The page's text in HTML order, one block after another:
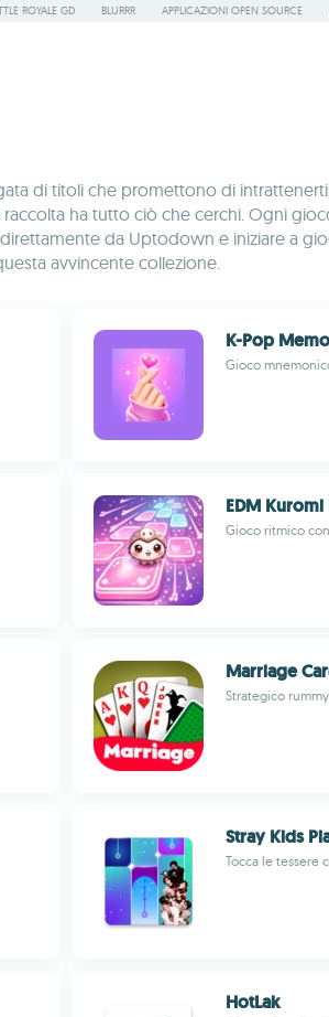
ROYALE GD BLURRR APPLICAZIONI OPEN SOURCE
di titoli che promettono di
ha tutto ciò che cerchi. Ogni
da Uptodown e iniziare a
avvincente collezione.
K-Pop
Gioco
EDM
Gioco ritmico
Marriage
Strategico
Stray Kids
Tocca le tessere
HotLak